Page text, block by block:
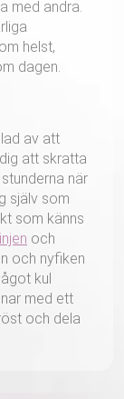
med andra.
helst,
dagen.
av att
att skratta
när
själv som
som känns
och
och nyfiken
kul
med ett
och dela